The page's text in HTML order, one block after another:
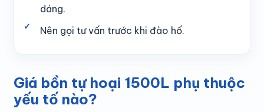
dáng.
Nên gọi tư vấn trước khi đào hố.
Giá bồn tự hoại 1500L phụ thuộc
yếu tố nào?